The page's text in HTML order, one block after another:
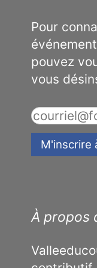
Pour
pouvez
vous
À propos